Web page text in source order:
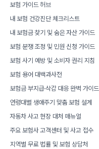
보험 가이드 허브
내 보험 건강진단 체크리스트
내 보험금 찾기 및 숨은 자산 가이드
보험 분쟁 조정 및 민원 신청 가이드
보험 사기 예방 및 소비자 권리 지침
보험 용어 대백과사전
보험금 부지급·삭감 대응 완벽 가이드
연령대별 생애주기 맞춤 보험 설계
자동차 사고 현장 대처 매뉴얼
주요 보험사 고객센터 및 사고 접수
지역별 무료 법률 및 보험 상담처